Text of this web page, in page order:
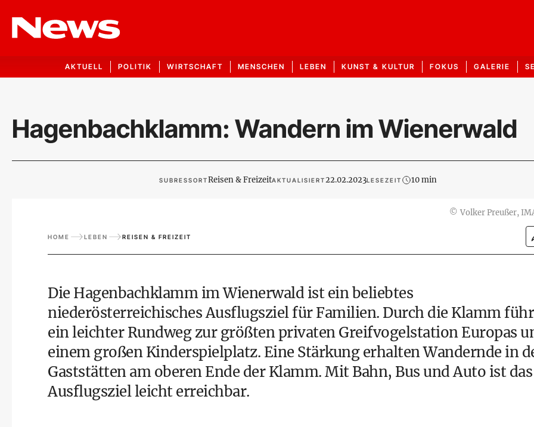
AKTUELL POLITIK WIRTSCHAFT MENSCHEN LEBEN KUNST & KULTUR FOKUS GALERIE
Hagenbachklamm: Wandern im Wienerwald
SUBRESSORTReisen & FreizeitAKTUALISIERT22.02.2023LESEZEIT 10 min
© Volker Preußer,
HOME LEBEN REISEN & FREIZEIT
Die Hagenbachklamm im Wienerwald ist einbeliebtes
niederösterreichisches Ausflugszielfür Familien. Durch die Klamm
ein leichter Rundweg zur größten privaten Greifvogelstation Europas
einem großen Kinderspielplatz. Eine Stärkung erhalten Wandernde in
Gaststätten am oberen Ende der Klamm. Mit Bahn, Bus und Auto ist das
Ausflugsziel leicht erreichbar.